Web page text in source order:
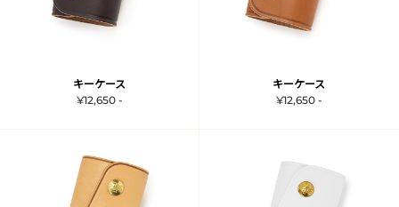
キーケース
¥12,650 -
キーケース
¥12,650 -